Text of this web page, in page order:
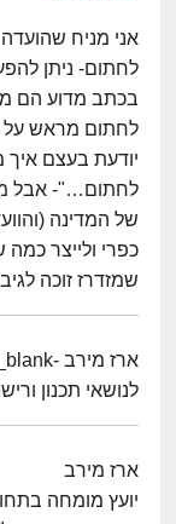
אני מניח
בכתב מדוע הם
לחתום מראש על
יודעת בעצם איך
לחתום…"- אבל
של המדינה
כפרי ולייצר
שמזדרז זוכה
לנושאי תכנון
ארז מירב
יועץ מומחה